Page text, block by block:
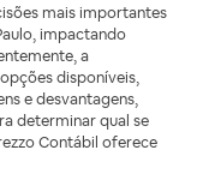
mais importantes
impactando
a
disponíveis,
e desvantagens,
determinar qual se
Contábil oferece